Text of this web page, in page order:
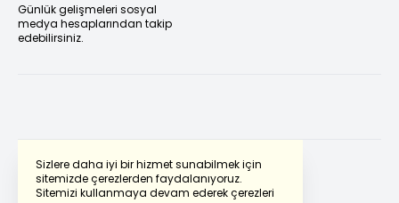
Sizlere daha iyi bir hizmet sunabilmek için
sitemizde çerezlerden faydalanıyoruz.
Sitemizi kullanmaya devam ederek çerezleri
Günlük gelişmeleri sosyal
medya hesaplarından takip
edebilirsiniz.